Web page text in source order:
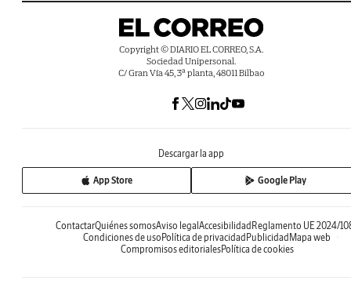
Copyright © DIARIO EL CORREO, S.A.
Sociedad Unipersonal.
C/ Gran Vía 45, 3ª planta, 48011 Bilbao
Descargar la app
App Store Google Play
ContactarQuiénes somosAviso legalAccesibilidadReglamento UE 2024/
Condiciones de usoPolítica de privacidadPublicidadMapa web
Compromisos editorialesPolítica de cookies